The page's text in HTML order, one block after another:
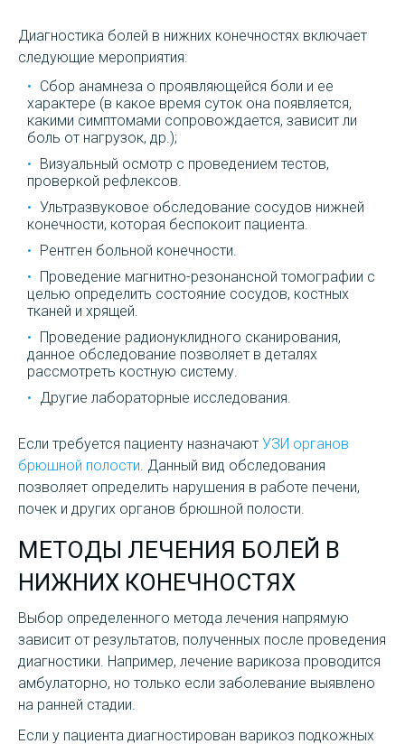
Диагностика болей в нижних конечностях включает
следующие мероприятия:
Сбор анамнеза о проявляющейся боли и ее
характере (в какое время суток она появляется,
какими симптомами сопровождается, зависит ли
боль от нагрузок, др.);
Визуальный осмотр с проведением тестов,
проверкой рефлексов.
Ультразвуковое обследование сосудов нижней
конечности, которая беспокоит пациента.
Рентген больной конечности.
Проведение магнитно-резонансной томографии с
целью определить состояние сосудов, костных
тканей и хрящей.
Проведение радионуклидного сканирования,
данное обследование позволяет в деталях
рассмотреть костную систему.
Другие лабораторные исследования.
Если требуется пациенту назначают УЗИ органов
брюшной полости. Данный вид обследования
позволяет определить нарушения в работе печени,
почек и других органов брюшной полости.
МЕТОДЫ ЛЕЧЕНИЯ БОЛЕЙ В
НИЖНИХ КОНЕЧНОСТЯХ
Выбор определенного метода лечения напрямую
зависит от результатов, полученных после проведения
диагностики. Например, лечение варикоза проводится
амбулаторно, но только если заболевание выявлено
на ранней стадии.
Если у пациента диагностирован варикоз подкожных